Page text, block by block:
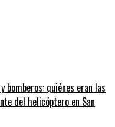
bomberos: quiénes eran las
del helicóptero en San